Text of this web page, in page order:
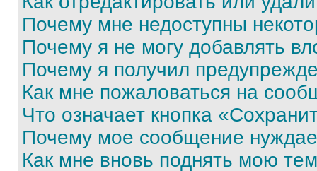
Почему мне недоступны
Почему я не могу добавлять
Почему я получил
Как мне пожаловаться на
Что означает кнопка
Почему мое сообщение
Как мне вновь поднять мою